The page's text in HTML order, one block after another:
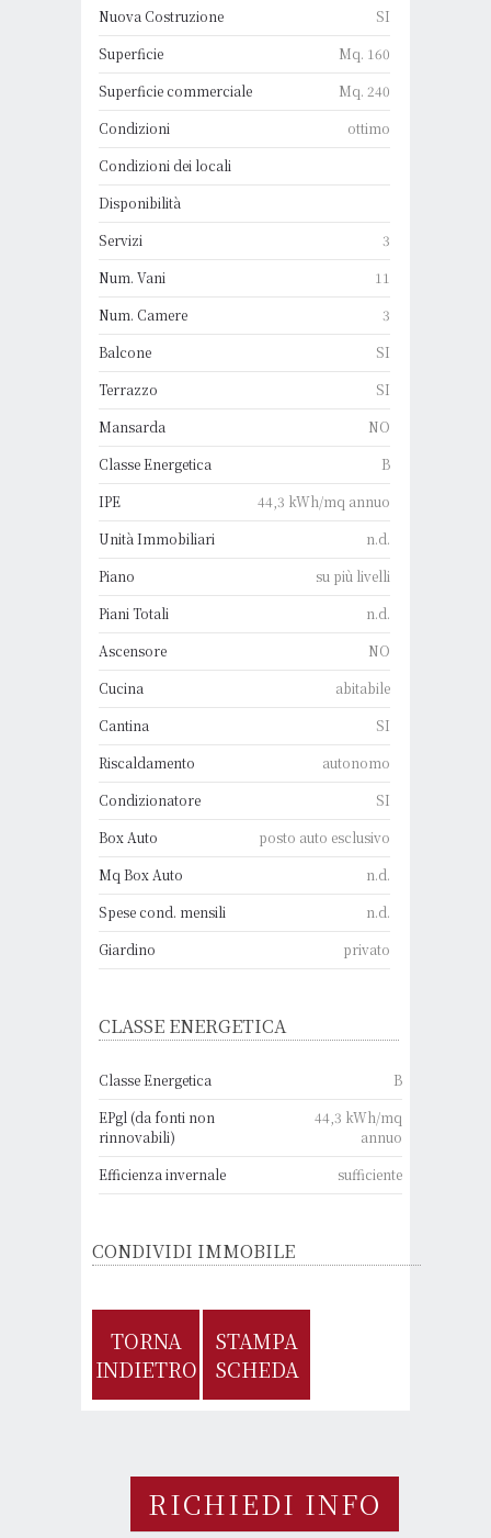
Nuova Costruzione
SI
Superficie
Mq. 160
Superficie commerciale
Mq. 240
Condizioni
ottimo
Condizioni dei locali
Disponibilità
Servizi
3
Num. Vani
11
Num. Camere
3
Balcone
SI
Terrazzo
SI
Mansarda
NO
Classe Energetica
B
IPE
44,3 kWh/mq annuo
Unità Immobiliari
n.d.
Piano
su più livelli
Piani Totali
n.d.
Ascensore
NO
Cucina
abitabile
Cantina
SI
Riscaldamento
autonomo
Condizionatore
SI
Box Auto
posto auto esclusivo
Mq Box Auto
n.d.
Spese cond. mensili
n.d.
Giardino
privato
CLASSE ENERGETICA
Classe Energetica
B
EPgl (da fonti non
rinnovabili)
44,3 kWh/mq
annuo
Efficienza invernale
sufficiente
CONDIVIDI IMMOBILE
TORNA
INDIETRO
STAMPA
SCHEDA
RICHIEDI INFO